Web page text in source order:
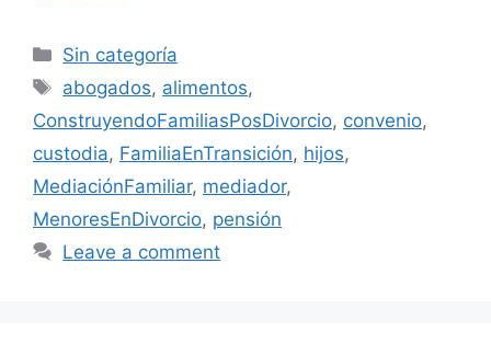
Categories
Sin categoría
Tags
abogados, alimentos,
ConstruyendoFamiliasPosDivorcio, convenio,
custodia, FamiliaEnTransición, hijos,
MediaciónFamiliar, mediador,
MenoresEnDivorcio, pensión
Leave a comment